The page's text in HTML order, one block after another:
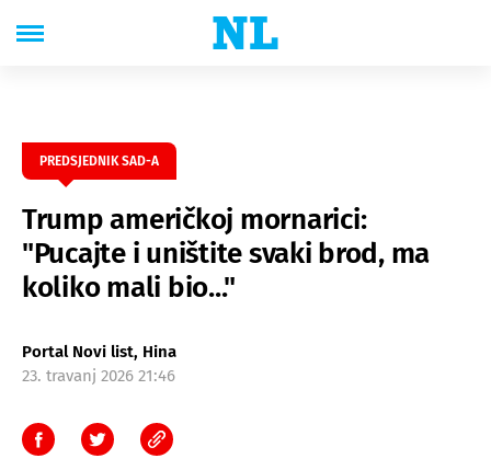
PREDSJEDNIK SAD-A
Trump američkoj mornarici:
"Pucajte i uništite svaki brod, ma
koliko mali bio..."
Portal Novi list, Hina
23. travanj 2026 21:46